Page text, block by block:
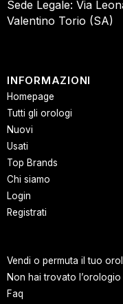
Sede Legale: Via
Valentino Torio (SA)
INFORMAZIONI
Homepage
Tutti gli orologi
Nuovi
Usati
Top Brands
Chi siamo
Login
Registrati
Vendi o permuta il tuo
Non hai trovato
Faq